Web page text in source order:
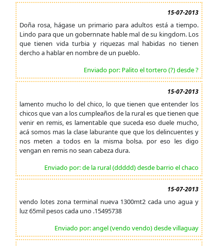
15-07-2013
Doña rosa, hágase un primario para adultos está a tiempo.
Lindo para que un gobernnate hable mal de su kingdom. Los
que tienen vida turbia y riquezas mal habidas no tienen
dercho a hablar en nombre de un pueblo.
Enviado por: Palito el tortero (?) desde ?
15-07-2013
lamento mucho lo del chico, lo que tienen que entender los
chicos que van a los cumpleaños de la rural es que tienen que
venir en remis, es lamentable que suceda eso duele mucho,
acá somos mas la clase laburante que que los delincuentes y
nos meten a todos en la misma bolsa. por eso les digo
vengan en remis no sean cabeza dura.
Enviado por: de la rural (ddddd) desde barrio el chaco
15-07-2013
vendo lotes zona terminal nueva 1300mt2 cada uno agua y
luz 65mil pesos cada uno .15495738
Enviado por: angel (vendo vendo) desde villaguay